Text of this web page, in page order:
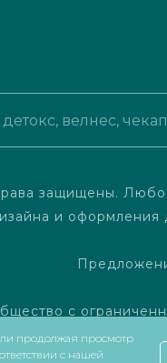
защищены.
и
с
197720, г.Санкт-
продолжая просмотр
с нашей